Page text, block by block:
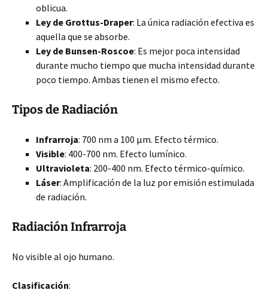
oblicua.
Ley de Grottus-Draper: La única radiación efectiva es
aquella que se absorbe.
Ley de Bunsen-Roscoe: Es mejor poca intensidad
durante mucho tiempo que mucha intensidad durante
poco tiempo. Ambas tienen el mismo efecto.
Tipos de Radiación
Infrarroja: 700 nm a 100 µm. Efecto térmico.
Visible: 400-700 nm. Efecto lumínico.
Ultravioleta: 200-400 nm. Efecto térmico-químico.
Láser: Amplificación de la luz por emisión estimulada
de radiación.
Radiación Infrarroja
No visible al ojo humano.
Clasificación: